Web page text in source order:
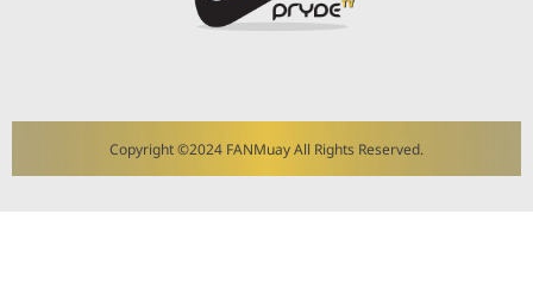
Copyright ©2024 FANMuay All Rights Reserved.